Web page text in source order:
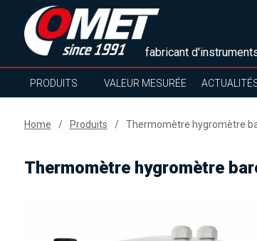
fabricant
PRODUITS VALEUR MESURÉE
Home Produits Thermomètre hygromètre
Thermomètre hygromètre